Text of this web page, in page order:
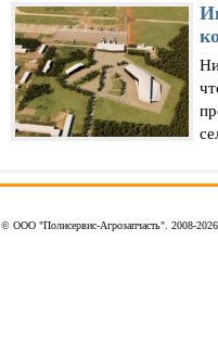
© ООО "Полисервис-Агрозапчасть". 2008-